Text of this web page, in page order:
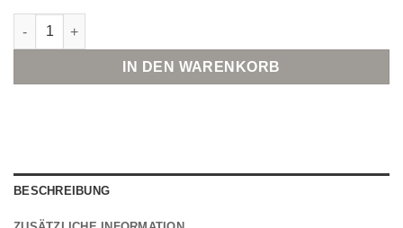
MOS MOSH Thora Lizet Strickjacke Menge
IN DEN WARENKORB
BESCHREIBUNG